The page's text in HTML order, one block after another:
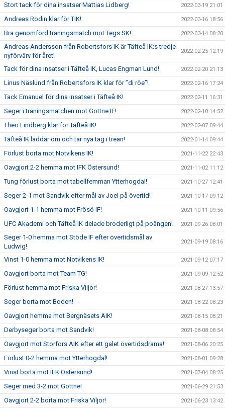
Stort tack för dina insatser Mattias Lidberg! 2022-03-19 21:01
Andreas Rodin klar för TIK! 2022-03-16 18:56
Bra genomförd träningsmatch mot Tegs SK! 2022-03-14 08:20
Andreas Andersson från Robertsfors IK är Täfteå IK:s tredje
nyförvärv för året!
2022-02-25 12:19
Tack för dina insatser i Täfteå IK, Lucas Engman Lund! 2022-02-20 21:13
Linus Näslund från Robertsfors IK klar för ”di röe”! 2022-02-16 17:24
Tack Emanuel för dina insatser i Täfteå IK! 2022-02-11 16:31
Seger i träningsmatchen mot Gottne IF! 2022-02-10 14:52
Theo Lindberg klar för Täfteå IK! 2022-02-07 09:44
Täfteå IK laddar om och tar nya tag i trean! 2022-01-14 09:44
Förlust borta mot Notvikens IK! 2021-11-22 22:43
Oavgjort 2-2 hemma mot IFK Östersund! 2021-11-02 11:12
Tung förlust borta mot tabellfemman Ytterhogdal! 2021-10-27 12:41
Seger 2-1 mot Sandvik efter mål av Joel på övertid! 2021-10-17 09:12
Oavgjort 1-1 hemma mot Frösö IF! 2021-10-11 09:56
UFC Akademi och Täfteå IK delade broderligt på poängen! 2021-09-26 08:01
Seger 1-0 hemma mot Stöde IF efter övertidsmål av
Ludwig!
2021-09-19 08:16
Vinst 1-0 hemma mot Notvikens IK! 2021-09-12 07:17
Oavgjort borta mot Team TG! 2021-09-09 12:52
Förlust hemma mot Friska Viljor! 2021-08-27 13:57
Seger borta mot Boden! 2021-08-22 08:23
Oavgjort hemma mot Bergnäsets AIK! 2021-08-15 08:21
Derbyseger borta mot Sandvik! 2021-08-08 08:54
Oavgjort mot Storfors AIK efter ett galet övertidsdrama! 2021-08-06 20:25
Förlust 0-2 hemma mot Ytterhogdal! 2021-08-01 09:28
Vinst borta mot IFK Östersund! 2021-07-04 08:25
Seger med 3-2 mot Gottne! 2021-06-29 21:53
Oavgjort 2-2 borta mot Friska Viljor! 2021-06-23 13:42